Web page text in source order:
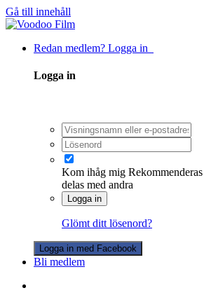
Gå till innehåll
Redan medlem? Logga in
Logga in
Kom ihåg mig
delas med andra
Logga in
Glömt ditt lösenord?
Logga in med Facebook
Bli medlem